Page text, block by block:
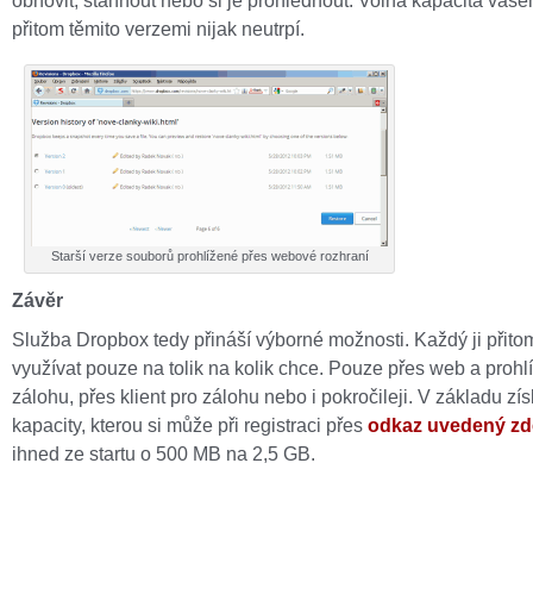
přitom těmito verzemi nijak neutrpí.
Starší verze souborů prohlížené přes webové rozhraní
Závěr
Služba Dropbox tedy přináší výborné možnosti. Každý ji
využívat pouze na tolik na kolik chce. Pouze přes web a
zálohu, přes klient pro zálohu nebo i pokročileji. V základu
kapacity, kterou si může při registraci přes odkaz uvedený
ihned ze startu o 500 MB na 2,5 GB.